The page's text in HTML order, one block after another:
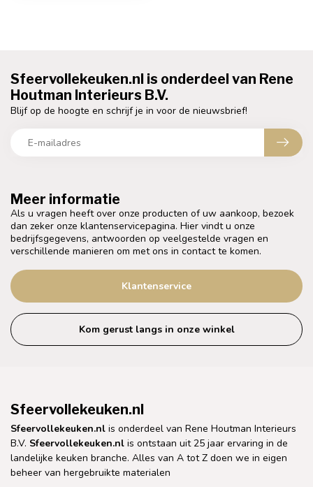
Meer informatie
Als u vragen heeft over onze producten of uw aankoop, bezoek
dan zeker onze klantenservicepagina. Hier vindt u onze
bedrijfsgegevens, antwoorden op veelgestelde vragen en
verschillende manieren om met ons in contact te komen.
Klantenservice
Kom gerust langs in onze winkel
Sfeervollekeuken.nl is onderdeel van Rene
Houtman Interieurs B.V.
Blijf op de hoogte en schrijf je in voor de nieuwsbrief!
Sfeervollekeuken.nl
Sfeervollekeuken.nl is onderdeel van Rene Houtman Interieurs
B.V. Sfeervollekeuken.nl is ontstaan uit 25 jaar ervaring in de
landelijke keuken branche. Alles van A tot Z doen we in eigen
beheer van hergebruikte materialen